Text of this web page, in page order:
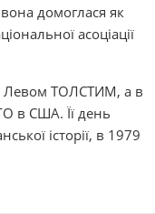
домоглася як
асоціації
з Левом ТОЛСТИМ, а в
в США. Її день
історії, в 1979